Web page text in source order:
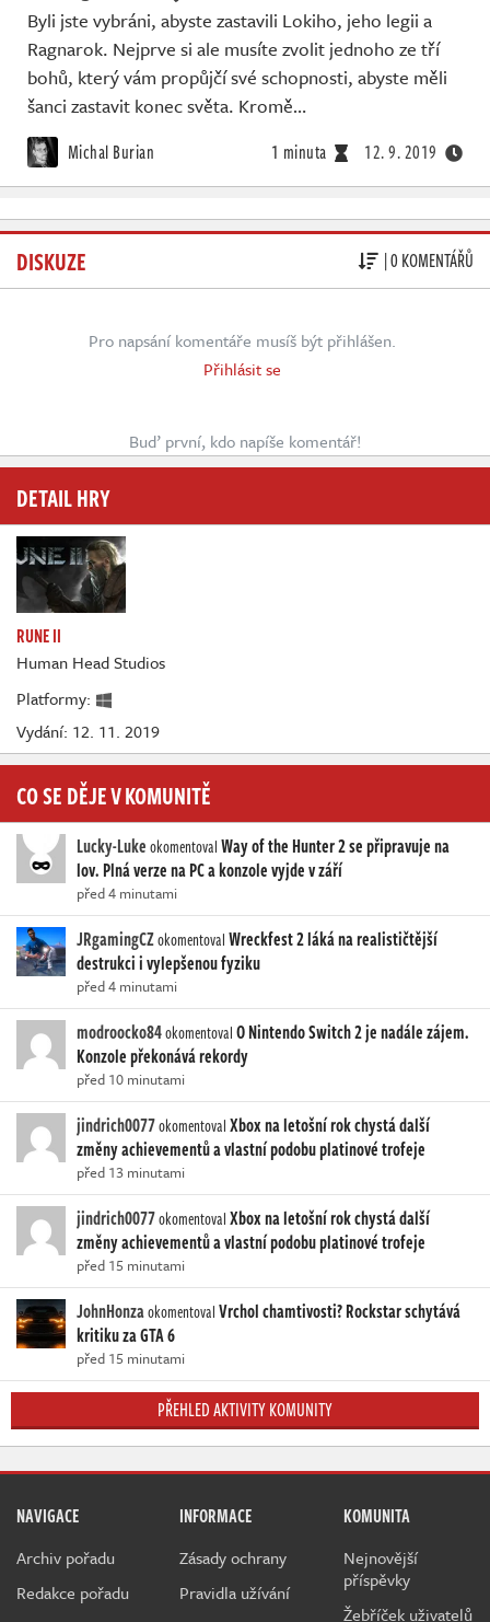
Byli jste vybráni, abyste zastavili Lokiho, jeho legii a
Ragnarok. Nejprve si ale musíte zvolit jednoho ze tří
bohů, který vám propůjčí své schopnosti, abyste měli
šanci zastavit konec světa. Kromě…
Michal Burian 1 minuta 12. 9. 2019
DISKUZE | 0 KOMENTÁŘŮ
Pro napsání komentáře musíš být přihlášen.
Přihlásit se
Buď první, kdo napíše komentář!
DETAIL HRY
RUNE II
Human Head Studios
Platformy:
Vydání: 12. 11. 2019
CO SE DĚJE V KOMUNITĚ
Lucky-LukeokomentovalWay of the Hunter 2 se připravuje na
lov. Plná verze na PC a konzole vyjde v září
před 4 minutami
JRgamingCZokomentovalWreckfest 2 láká na realističtější
destrukci i vylepšenou fyziku
před 4 minutami
modroocko84okomentovalO Nintendo Switch 2 je nadále zájem.
Konzole překonává rekordy
před 10 minutami
jindrich0077okomentovalXbox na letošní rok chystá další
změny achievementů a vlastní podobu platinové trofeje
před 13 minutami
jindrich0077okomentovalXbox na letošní rok chystá další
změny achievementů a vlastní podobu platinové trofeje
před 15 minutami
JohnHonzaokomentovalVrchol chamtivosti? Rockstar schytává
kritiku za GTA 6
před 15 minutami
PŘEHLED AKTIVITY KOMUNITY
NAVIGACE
Archiv pořadu
Redakce pořadu
INFORMACE
Zásady ochrany
Pravidla užívání
KOMUNITA
Nejnovější
příspěvky
Žebříček uživatelů